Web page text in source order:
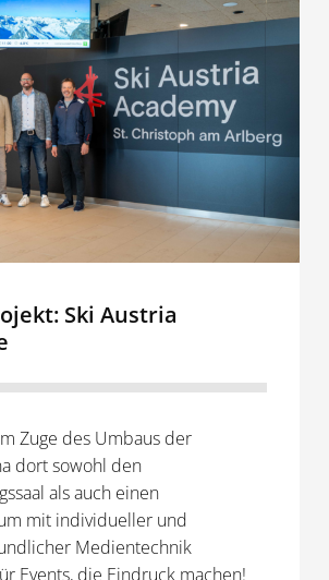
Ski Austria
Zuge des Umbaus der
dort sowohl den
als auch einen
mit individueller und
Medientechnik
Events, die Eindruck machen!